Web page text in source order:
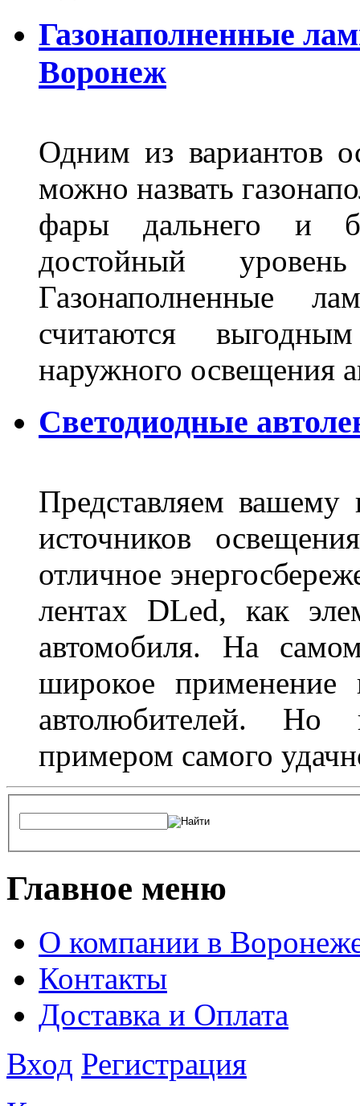
Газонаполненные
Воронеж
Одним из вариантов
можно назвать
фары дальнего и
достойный
Газонаполненные
считаются
наружного освещения
Светодиодные
Представляем
источников
отличное
лентах DLed, как
автомобиля. На
широкое
автолюбителей. Но
примером самого
Главное меню
О компании в
Контакты
Доставка и Оплата
Вход Регистрация